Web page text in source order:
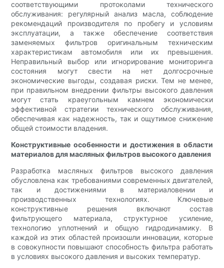
соответствующими протоколами технического
обслуживания: регулярный анализ масла, соблюдение
рекомендаций производителя по пробегу и условиям
эксплуатации, а также обеспечение соответствия
заменяемых фильтров оригинальным техническим
характеристикам автомобиля или их превышения.
Неправильный выбор или игнорирование мониторинга
состояния могут свести на нет долгосрочные
экономические выгоды, создавая риски. Тем не менее,
при правильном внедрении фильтры высокого давления
могут стать краеугольным камнем экономически
эффективной стратегии технического обслуживания,
обеспечивая как надежность, так и ощутимое снижение
общей стоимости владения.
Конструктивные особенности и достижения в области
материалов для масляных фильтров высокого давления
Разработка масляных фильтров высокого давления
обусловлена ​​как требованиями современных двигателей,
так и достижениями в материаловении и
производственных технологиях. Ключевые
конструктивные решения включают состав
фильтрующего материала, структурное усиление,
технологию уплотнений и общую гидродинамику. В
каждой из этих областей произошли инновации, которые
в совокупности повышают способность фильтра работать
в условиях высокого давления и высоких температур.